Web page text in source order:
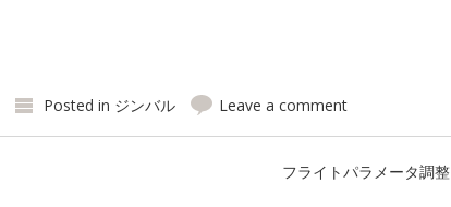
Posted in ジンバル Leave a comment
フライトパラメータ調整